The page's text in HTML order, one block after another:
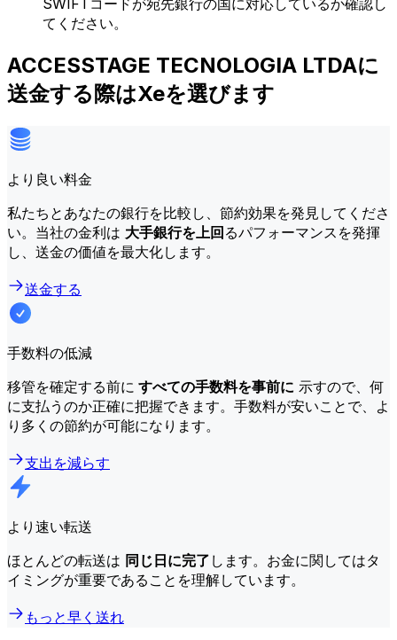
SWIFTコードが宛先銀行の国に対応しているか確認し
てください。
ACCESSTAGE TECNOLOGIA LTDAに
送金する際はXeを選びます
より良い料金
私たちとあなたの銀行を比較し、節約効果を発見してくださ
い。当社の金利は 大手銀行を上回るパフォーマンスを発揮
し、送金の価値を最大化します。
送金する
手数料の低減
移管を確定する前に すべての手数料を事前に 示すので、何
に支払うのか正確に把握できます。手数料が安いことで、よ
り多くの節約が可能になります。
支出を減らす
より速い転送
ほとんどの転送は 同じ日に完了 します。お金に関してはタ
イミングが重要であることを理解しています。
もっと早く送れ